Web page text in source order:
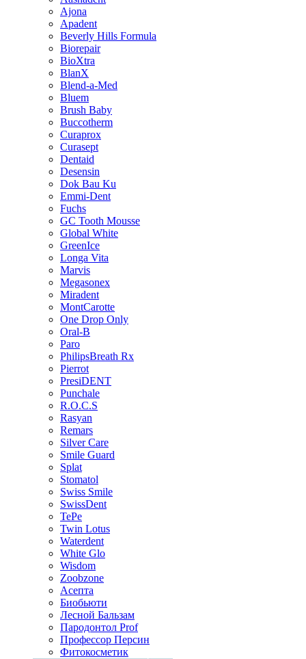
Ajona
Apadent
Beverly Hills Formula
Biorepair
BioXtra
BlanX
Blend-a-Med
Bluem
Brush Baby
Buccotherm
Curaprox
Curasept
Dentaid
Desensin
Dok Bau Ku
Emmi-Dent
Fuchs
GC Tooth Mousse
Global White
GreenIce
Longa Vita
Marvis
Megasonex
Miradent
MontCarotte
One Drop Only
Oral-B
Paro
PhilipsBreath Rx
Pierrot
PresiDENT
Punchale
R.O.C.S
Rasyan
Remars
Silver Care
Smile Guard
Splat
Stomatol
Swiss Smile
SwissDent
TePe
Twin Lotus
Waterdent
White Glo
Wisdom
Zoobzone
Асепта
Биобьюти
Лесной Бальзам
Пародонтол Prof
Профессор Персин
Фитокосметик